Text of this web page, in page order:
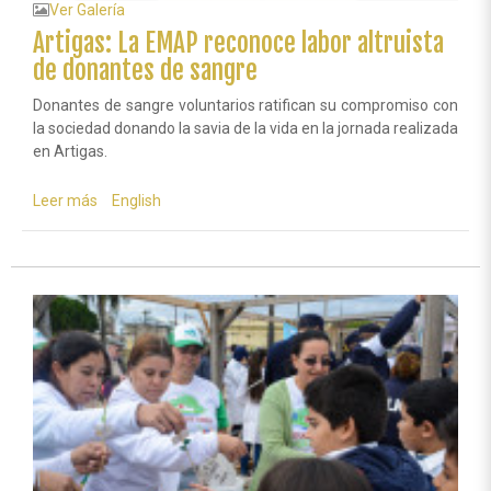
Ver Galería
Artigas: La EMAP reconoce labor altruista
de donantes de sangre
Donantes de sangre voluntarios ratifican su compromiso con
la sociedad donando la savia de la vida en la jornada realizada
en Artigas.
Leer más sobre
labor
altruista
de
donantes
de
sangre
English